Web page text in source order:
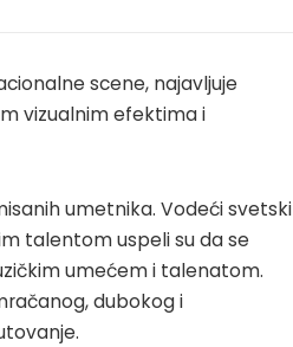
scene, najavljuje
vizualnim efektima i
umetnika. Vodeći svetski
talentom uspeli su da se
umećem i talenatom.
dubokog i